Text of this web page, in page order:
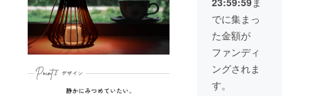
造工程
上の都
合等に
より出
荷時期
が遅れ
る場合
使いの
モニ
ター設
定、お
部屋の
照明等
により
量産効
率が向
上した
場合、
正規販
売価格
が販売
とホワ
イトか
らお選
びいた
だけま
す。 同
色2個で
でに集まっ
た金額が
ファンディ
ングされま
す。